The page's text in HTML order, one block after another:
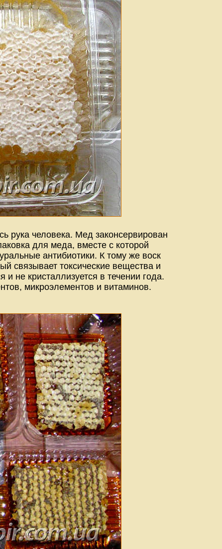
рука человека. Мед законсервирован
для меда, вместе с которой
антибиотики. К тому же воск
связывает токсические вещества и
не кристаллизуется в течении года.
микроэлементов и витаминов.